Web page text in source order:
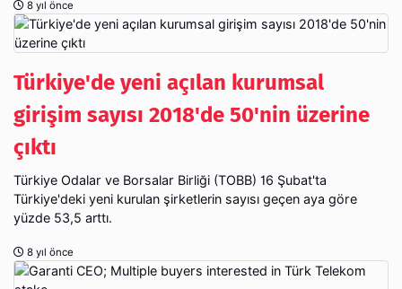
8 yıl önce
Türkiye'de yeni açılan kurumsal
girişim sayısı 2018'de 50'nin üzerine
çıktı
Türkiye Odalar ve Borsalar Birliği (TOBB) 16 Şubat'ta
Türkiye'deki yeni kurulan şirketlerin sayısı geçen aya göre
yüzde 53,5 arttı.
8 yıl önce